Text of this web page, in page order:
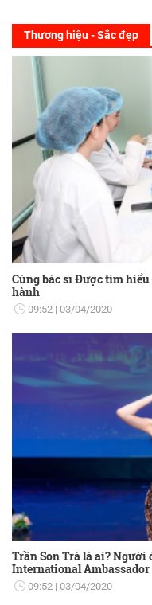
Thương hiệu - Sắc đẹp
Cùng bác sĩ Được tìm
hành
09:52 03/04/2020
Trần Son Trà là ai? Người
International
09:52 03/04/2020